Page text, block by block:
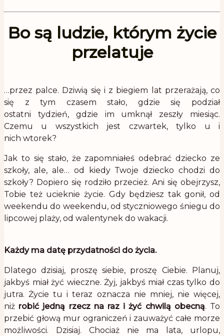
Bo są ludzie, którym życie
przelatuje
.
…przez palce. Dziwią się i z biegiem lat przerażają, co
się z tym czasem stało, gdzie się podział
ostatni tydzień, gdzie im umknął zeszły miesiąc.
Czemu u wszystkich jest czwartek, tylko u i
nich wtorek?
Jak to się stało, że zapomniałeś odebrać dziecko ze
szkoły, ale, ale… od kiedy Twoje dziecko chodzi do
szkoły? Dopiero się rodziło przecież. Ani się obejrzysz,
Tobie też ucieknie życie. Gdy będziesz tak gonił, od
weekendu do weekendu, od styczniowego śniegu do
lipcowej plaży, od walentynek do wakacji.
.
Każdy ma datę przydatności do życia.
Dlatego dzisiaj, proszę siebie, proszę Ciebie. Planuj,
jakbyś miał żyć wieczne. Żyj, jakbyś miał czas tylko do
jutra. Życie tu i teraz oznacza nie mniej, nie więcej,
niż robić jedną rzecz na raz i żyć chwilą obecną. To
przebić głową mur ograniczeń i zauważyć całe morze
możliwości. Dzisiaj. Chociaż nie ma lata, urlopu,